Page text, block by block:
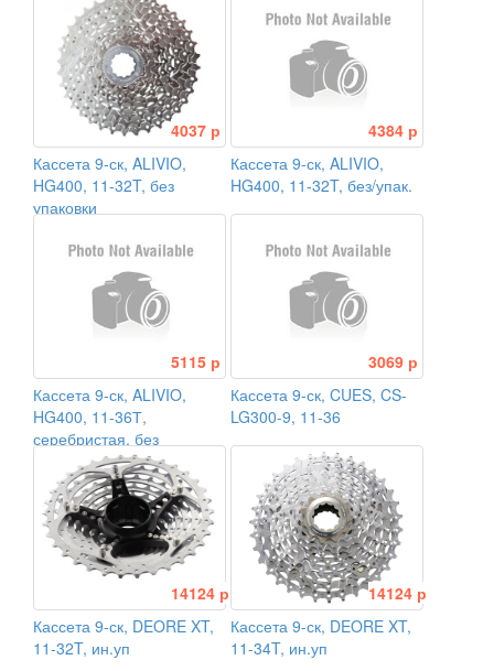
4037 р
Кассета 9-ск, ALIVIO,
HG400, 11-32T, без
упаковки
4384 р
Кассета 9-ск, ALIVIO,
HG400, 11-32T, без/упак.
5115 р
Кассета 9-ск, ALIVIO,
HG400, 11-36Т,
серебристая, без
упаковки
3069 р
Кассета 9-ск, CUES, CS-
LG300-9, 11-36
14124 р
Кассета 9-ск, DEORE XT,
11-32T, ин.уп
14124 р
Кассета 9-ск, DEORE XT,
11-34T, ин.уп